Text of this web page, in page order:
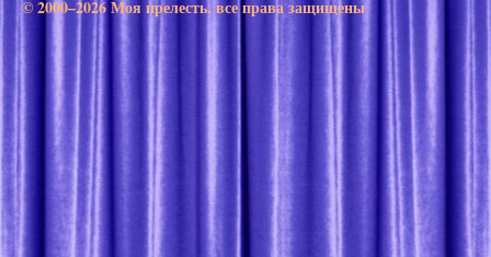
© 2000–2026 Моя прелесть. все права защищены